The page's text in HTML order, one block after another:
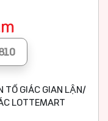
TỐ GIÁC GIAN LẬN/
LOTTEMART